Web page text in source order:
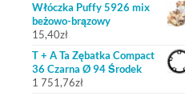
Włóczka Puffy 5926 mix
beżowo-brązowy
15,40zł
T + A Ta Zębatka Compact
36 Czarna Ø 94 Środek
1 751,76zł